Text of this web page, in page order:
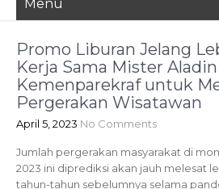
Menu
Promo Liburan Jelang
Kerja Sama Mister
Kemenparekraf untuk
Pergerakan Wisatawan
April 5, 2023 No Comments
Jumlah pergerakan masyarakat di
2023 ini diprediksi akan jauh melesat
tahun-tahun sebelumnya selama